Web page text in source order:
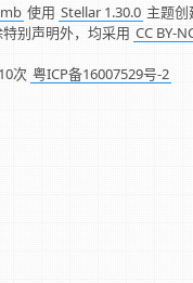
使用 Stellar 1.30.0 主题创
别声明外，均采用 CC BY-
次 粤ICP备16007529号-2